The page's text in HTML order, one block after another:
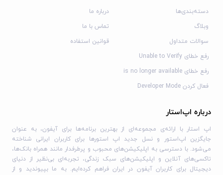
PUBG MOBILE شدیدترین نبردهای چندنفره را روی گوشی شما
ارائه می‌دهد. به نبرد بپیوندید، تجهیزات خود را آماده کنید و برای
پیروزی بازی کنید. در نبردهای حماسی 100 نفره در حالت کلاسیک،
باشید که ایستاده است. مأموریت‌ها را قبول کنید و با اراده
شلیک کنید!
مدل‌های سازگار:
تمام مدل‌ها با حداقل چیپ Apple A8 (iPhone 6 یا جدیدتر، iPad Air
2 یا جدیدتر، iPad mini 4 یا جدیدتر، iPod Touch 6 یا جدیدتر، تمام
مدل‌های iPad Pro)
دسته‌بندی‌ها
وبلاگ
سوالات متداول
رفع خطای Unable to Verify
رفع خطای is no longer available
فعال کردن Developer Mode
درباره ما
تماس با ما
قوانین استفاده
درباره اپ‌استار
اپ استار با ارائه‌ی مجموعه‌ای از بهترین برنامه‌ها برای آیفون، به عنوان
جایگزین اپ‌استور و نسل جدید اپ استورها برای کاربران ایرانی شناخته
می‌شود. با دسترسی به اپلیکیشن‌های محبوب و پرطرفدار مانند همراه بانک‌ها،
تاکسی‌های آنلاین و اپلیکیشن‌های سبک زندگی، تجربه‌ای بی‌نظیر از دنیای
دیجیتال برای کاربران آیفون در ایران فراهم کرده‌ایم. به ما بپیوندید و از